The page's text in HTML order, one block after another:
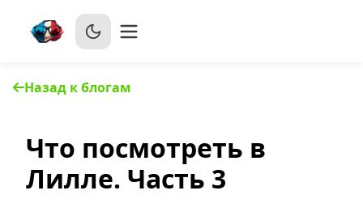
Назад к блогам
Что посмотреть в
Лилле. Часть 3